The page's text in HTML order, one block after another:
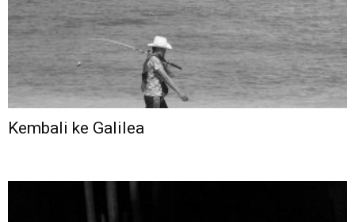
Kembali ke Galilea